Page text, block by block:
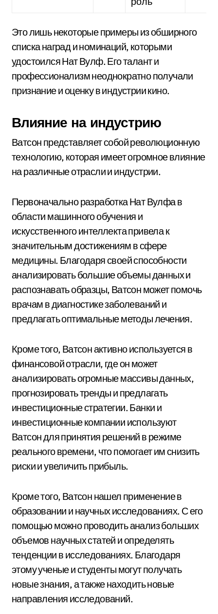
Это лишь некоторые примеры из обширного
списка наград и номинаций, которыми
удостоился Нат Вулф. Его талант и
профессионализм неоднократно получали
признание и оценку в индустрии кино.
Влияние на индустрию
Ватсон представляет собой революционную
технологию, которая имеет огромное влияние
на различные отрасли и индустрии.
Первоначально разработка Нат Вулфа в
области машинного обучения и
искусственного интеллекта привела к
значительным достижениям в сфере
медицины. Благодаря своей способности
анализировать большие объемы данных и
распознавать образцы, Ватсон может помочь
врачам в диагностике заболеваний и
предлагать оптимальные методы лечения.
Кроме того, Ватсон активно используется в
финансовой отрасли, где он может
анализировать огромные массивы данных,
прогнозировать тренды и предлагать
инвестиционные стратегии. Банки и
инвестиционные компании используют
Ватсон для принятия решений в режиме
реального времени, что помогает им снизить
риски и увеличить прибыль.
Кроме того, Ватсон нашел применение в
образовании и научных исследованиях. С его
помощью можно проводить анализ больших
объемов научных статей и определять
тенденции в исследованиях. Благодаря
этому ученые и студенты могут получать
новые знания, а также находить новые
направления исследований.